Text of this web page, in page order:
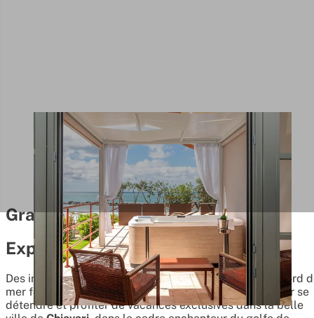
Grand Hotel Torre Fara
Expérience du luxe
Des intérieurs soignés et une situation incroyable en bord
mer font duGrand Hotel Torre Faraun lieu unique pour se
détendre et profiter de vacances exclusives dans la belle